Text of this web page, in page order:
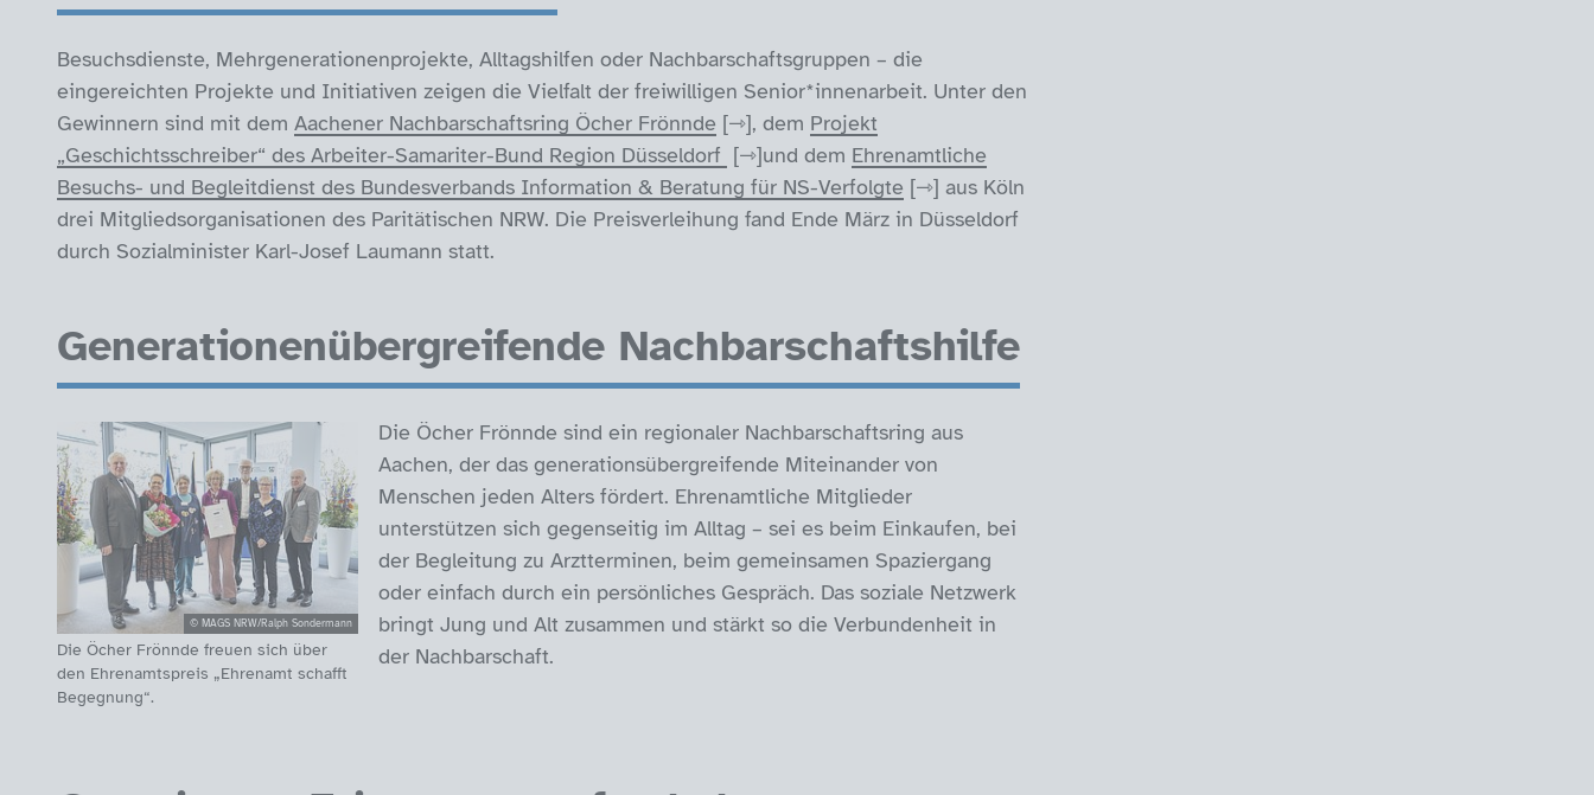
Besuchsdienste, Mehrgenerationenprojekte, Alltagshilfen oder Nachbarschaftsgruppen – die
eingereichten Projekte und Initiativen zeigen die Vielfalt der freiwilligen Senior*innenarbeit. Unter den
Gewinnern sind mit dem Aachener Nachbarschaftsring Öcher Frönnde , dem Projekt
„Geschichtsschreiber“ des Arbeiter-Samariter-Bund Region Düsseldorf
und dem Ehrenamtliche
Besuchs- und Begleitdienst des Bundesverbands Information & Beratung für NS-Verfolgte
aus Köln
drei Mitgliedsorganisationen des Paritätischen NRW. Die Preisverleihung fand Ende März in Düsseldorf
durch Sozialminister Karl-Josef Laumann statt.
Generationenübergreifende Nachbarschaftshilfe
© MAGS NRW/Ralph Sondermann
Die Öcher Frönnde freuen sich über
den Ehrenamtspreis „Ehrenamt schafft
Begegnung“.
Die Öcher Frönnde sind ein regionaler Nachbarschaftsring aus
Aachen, der das generationsübergreifende Miteinander von
Menschen jeden Alters fördert. Ehrenamtliche Mitglieder
unterstützen sich gegenseitig im Alltag – sei es beim Einkaufen, bei
der Begleitung zu Arztterminen, beim gemeinsamen Spaziergang
oder einfach durch ein persönliches Gespräch. Das soziale Netzwerk
bringt Jung und Alt zusammen und stärkt so die Verbundenheit in
der Nachbarschaft.